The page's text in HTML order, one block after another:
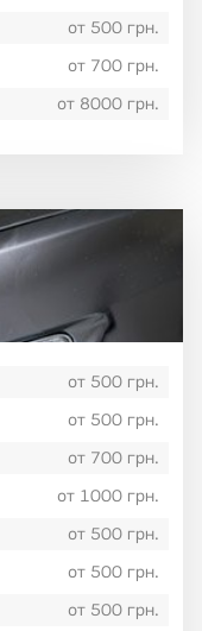
от 500 грн.
от 700 грн.
от 8000 грн.
от 500 грн.
от 500 грн.
от 700 грн.
от 1000 грн.
от 500 грн.
от 500 грн.
от 500 грн.